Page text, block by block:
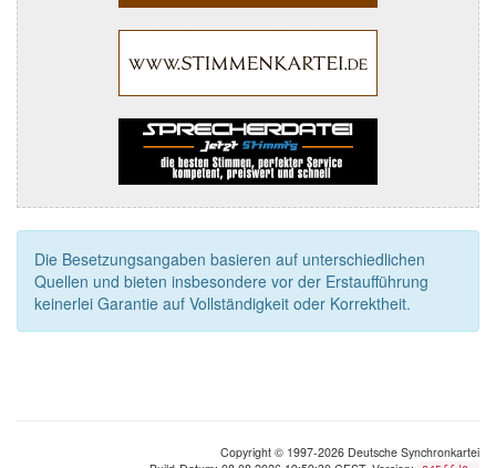
Die Besetzungsangaben basieren auf unterschiedlichen
Quellen und bieten insbesondere vor der Erstaufführung
keinerlei Garantie auf Vollständigkeit oder Korrektheit.
Copyright © 1997-2026 Deutsche Synchronkartei